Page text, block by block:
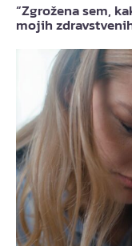
“Zgrožena sem,
mojih